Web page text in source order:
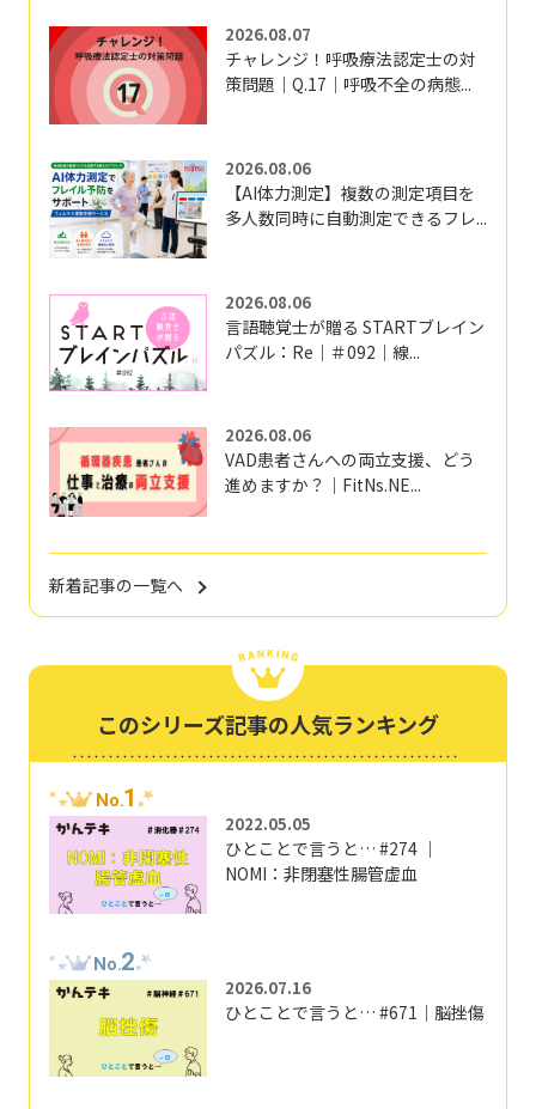
2026.08.07
チャレンジ！呼吸療法認定士の対
策問題｜Q.17｜呼吸不全の病態...
2026.08.06
【AI体力測定】複数の測定項目を
多人数同時に自動測定できるフレ...
2026.08.06
言語聴覚士が贈る STARTブレイン
パズル：Re｜＃092｜線...
2026.08.06
VAD患者さんへの両立支援、どう
進めますか？｜FitNs.NE...
新着記事の一覧へ
このシリーズ記事の人気ランキング
No.1
2022.05.05
ひとことで言うと… #274 ｜
NOMI：非閉塞性腸管虚血
No.2
2026.07.16
ひとことで言うと… #671｜脳挫傷